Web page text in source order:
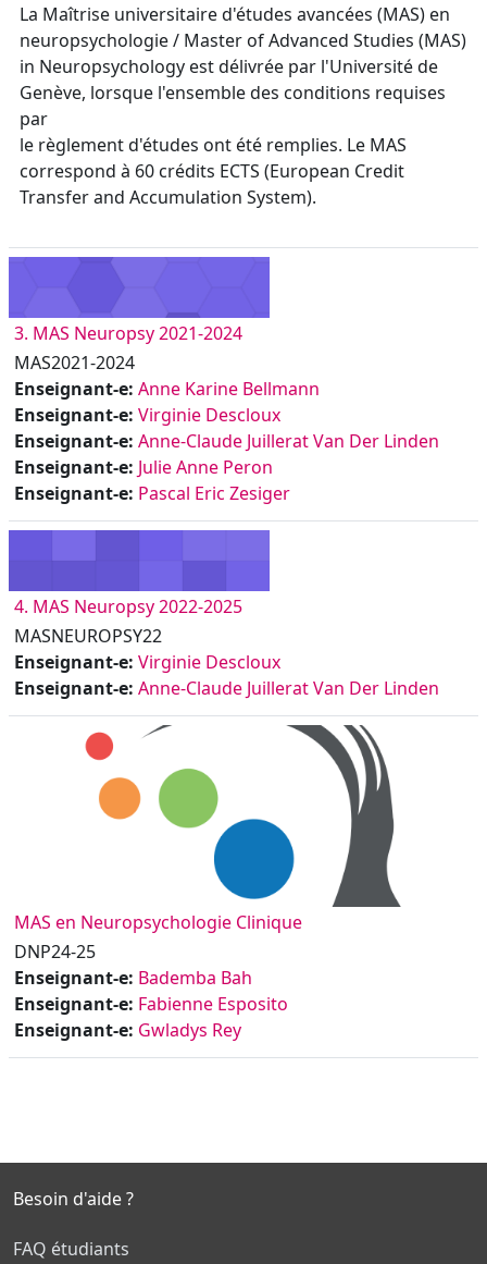
La Maîtrise universitaire d'études avancées (MAS) en
neuropsychologie / Master of Advanced Studies (MAS)
in Neuropsychology est délivrée par l'Université de
Genève, lorsque l'ensemble des conditions requises
par
le règlement d'études ont été remplies. Le MAS
correspond à 60 crédits ECTS (European Credit
Transfer and Accumulation System).
3. MAS Neuropsy 2021-2024
MAS2021-2024
Enseignant-e: Anne Karine Bellmann
Enseignant-e: Virginie Descloux
Enseignant-e: Anne-Claude Juillerat Van Der Linden
Enseignant-e: Julie Anne Peron
Enseignant-e: Pascal Eric Zesiger
4. MAS Neuropsy 2022-2025
MASNEUROPSY22
Enseignant-e: Virginie Descloux
Enseignant-e: Anne-Claude Juillerat Van Der Linden
MAS en Neuropsychologie Clinique
DNP24-25
Enseignant-e: Bademba Bah
Enseignant-e: Fabienne Esposito
Enseignant-e: Gwladys Rey
Besoin d'aide ?
FAQ étudiants